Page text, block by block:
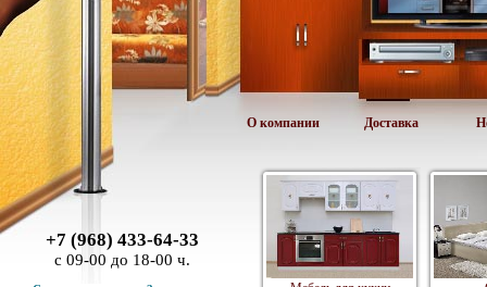
О компании Доставка
+7 (968) 433-64-33
с 09-00 до 18-00 ч.